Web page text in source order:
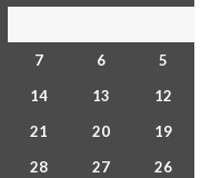
5
6
7
12
13
14
19
20
21
26
27
28